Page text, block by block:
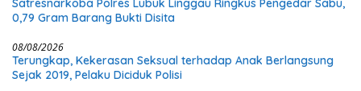
Satresnarkoba Polres Lubuk Linggau Ringkus Pengedar Sabu,
0,79 Gram Barang Bukti Disita
08/08/2026
Terungkap, Kekerasan Seksual terhadap Anak Berlangsung
Sejak 2019, Pelaku Diciduk Polisi